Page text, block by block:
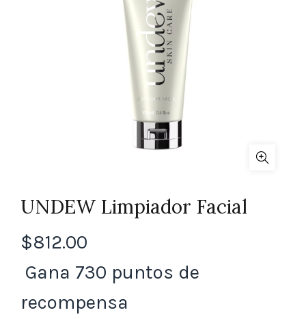
UNDEW Limpiador Facial
$812.00
Gana 730 puntos de
recompensa